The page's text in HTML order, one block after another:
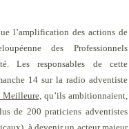
l’amplification des actions de
des Professionnels
. Les responsables de cette
14 sur la radio adventiste
Meilleure, qu’ils ambitionnaient,
de 200 praticiens adventistes